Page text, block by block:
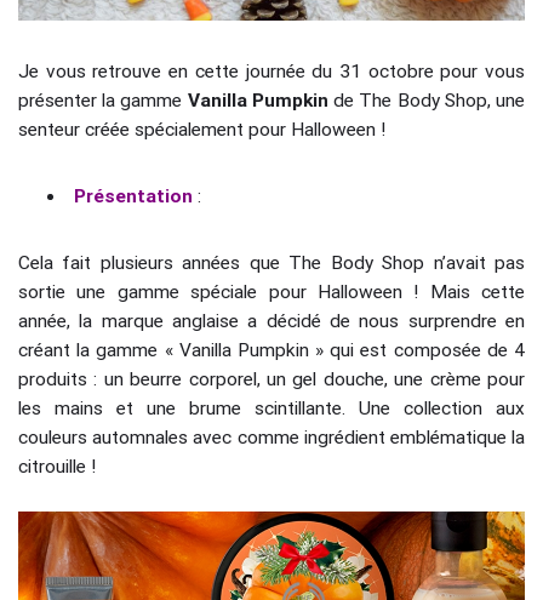
Je vous retrouve en cette journée du 31 octobre pour vous
présenter la gamme Vanilla Pumpkin de The Body Shop, une
senteur créée spécialement pour Halloween !
Présentation :
Cela fait plusieurs années que The Body Shop n’avait pas
sortie une gamme spéciale pour Halloween ! Mais cette
année, la marque anglaise a décidé de nous surprendre en
créant la gamme « Vanilla Pumpkin » qui est composée de 4
produits : un beurre corporel, un gel douche, une crème pour
les mains et une brume scintillante. Une collection aux
couleurs automnales avec comme ingrédient emblématique la
citrouille !